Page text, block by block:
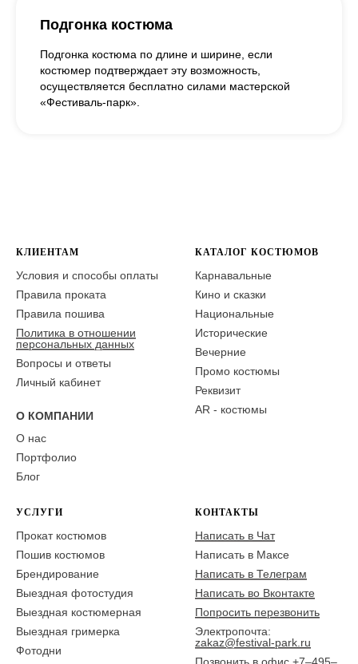
Подгонка костюма
Подгонка костюма по длине и ширине, если
костюмер подтверждает эту возможность,
осуществляется бесплатно силами мастерской
«Фестиваль-парк».
КЛИЕНТАМ
Условия и способы оплаты
Правила проката
Правила пошива
Политика в отношении
персональных данных
Вопросы и ответы
Личный кабинет
О КОМПАНИИ
О нас
Портфолио
Блог
КАТАЛОГ КОСТЮМОВ
Карнавальные
Кино и сказки
Национальные
Исторические
Вечерние
Промо костюмы
Реквизит
AR - костюмы
УСЛУГИ
Прокат костюмов
Пошив костюмов
Брендирование
Выездная фотостудия
Выездная костюмерная
Выездная гримерка
Фотодни
КОНТАКТЫ
Написать в Чат
Написать в Максе
Написать в Телеграм
Написать во Вконтакте
Попросить перезвонить
Электропочта:
zakaz@festival-park.ru
Позвонить в офис +7–495–